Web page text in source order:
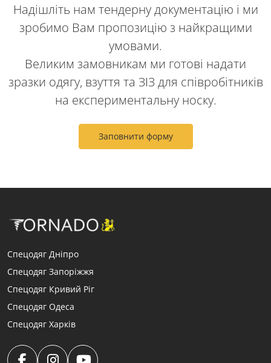
Надішліть нам тендерну документацію і ми
зробимо Вам пропозицію з найкращими
умовами.
Великим замовникам ми готові надати
зразки одягу, взуття та ЗІЗ для співробітників
на експериментальну носку.
Заповнити форму
Спецодяг Дніпро
Спецодяг Запоріжжя
Спецодяг Кривий Ріг
Спецодяг Одеса
Спецодяг Харків